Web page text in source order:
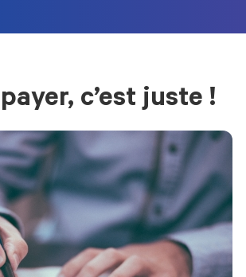
c’est juste !